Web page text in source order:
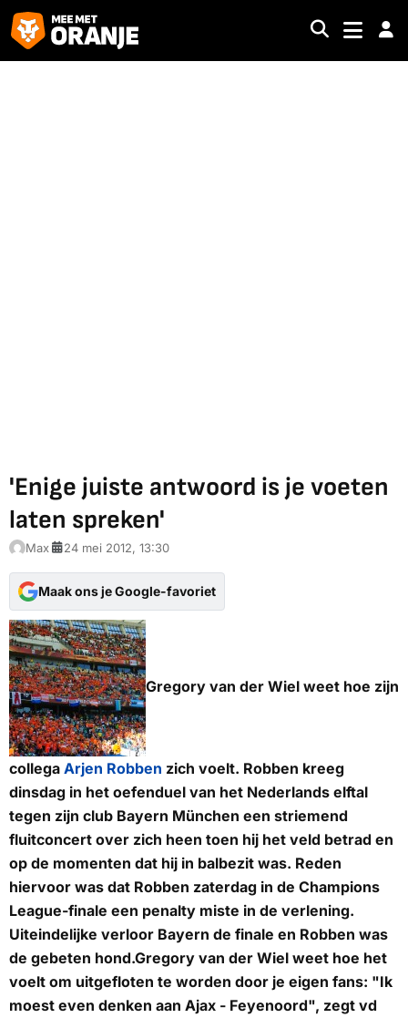
'Enige juiste antwoord is je voeten
laten spreken'
Max 24 mei 2012, 13:30
Maak ons je Google-favoriet
Gregory van der Wiel weet hoe zijn
collega Arjen Robben zich voelt. Robben kreeg
dinsdag in het oefenduel van het Nederlands elftal
tegen zijn club Bayern München een striemend
fluitconcert over zich heen toen hij het veld betrad en
op de momenten dat hij in balbezit was. Reden
hiervoor was dat Robben zaterdag in de Champions
League-finale een penalty miste in de verlening.
Uiteindelijke verloor Bayern de finale en Robben was
de gebeten hond.Gregory van der Wiel weet hoe het
voelt om uitgefloten te worden door je eigen fans: "Ik
moest even denken aan Ajax - Feyenoord", zegt vd